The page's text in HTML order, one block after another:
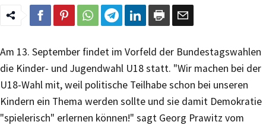
Am 13. September findet im Vorfeld der Bundestagswahlen
die Kinder- und Jugendwahl U18 statt. "Wir machen bei der
U18-Wahl mit, weil politische Teilhabe schon bei unseren
Kindern ein Thema werden sollte und sie damit Demokratie
"spielerisch" erlernen können!" sagt Georg Prawitz vom